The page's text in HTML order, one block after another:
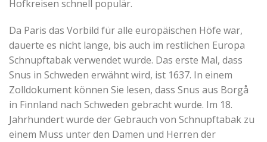
Hofkreisen schnell populär.
Da Paris das Vorbild für alle europäischen Höfe war,
dauerte es nicht lange, bis auch im restlichen Europa
Schnupftabak verwendet wurde. Das erste Mal, dass
Snus in Schweden erwähnt wird, ist 1637. In einem
Zolldokument können Sie lesen, dass Snus aus Borgå
in Finnland nach Schweden gebracht wurde. Im 18.
Jahrhundert wurde der Gebrauch von Schnupftabak zu
einem Muss unter den Damen und Herren der